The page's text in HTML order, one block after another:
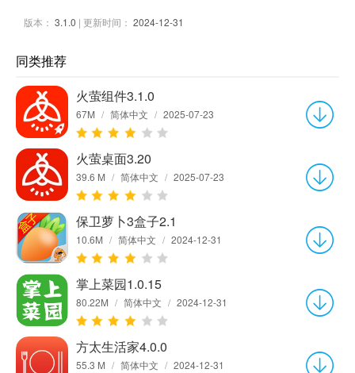
版本： 3.1.0 | 更新时间： 2024-12-31
同类推荐
火萤组件3.1.0
67M / 简体中文 / 2025-07-23
火萤桌面3.20
39.6 M / 简体中文 / 2025-07-23
保卫萝卜3盒子2.1
10.6M / 简体中文 / 2024-12-31
掌上菜园1.0.15
80.22M / 简体中文 / 2024-12-31
方太生活家4.0.0
55.3 M / 简体中文 / 2024-12-31